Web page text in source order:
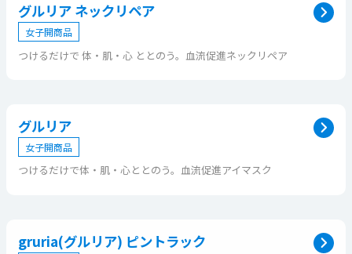
グルリア ネックリペア
女子開商品
つけるだけで 体・肌・心 ととのう。血流促進ネックリペア
グルリア
女子開商品
つけるだけで体・肌・心ととのう。血流促進アイマスク
gruria(グルリア) ピントラック